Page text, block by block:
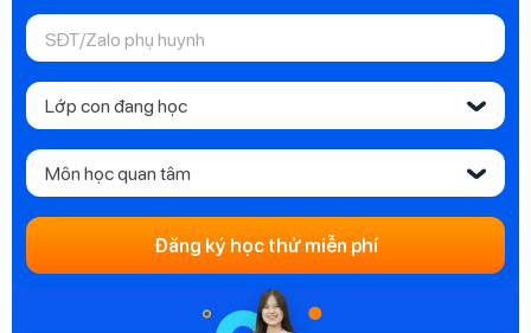
Lớp con đang học ‹
Môn học quan tâm ‹
Đăng ký học thử miễn phí